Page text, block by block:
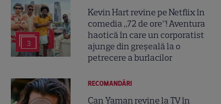
3
Kevin Hart revine pe Netflix în
comedia „72 de ore”! Aventura
haotică în care un corporatist
ajunge din greșeală la o
petrecere a burlacilor
RECOMANDĂRI
Can Yaman revine la TV în